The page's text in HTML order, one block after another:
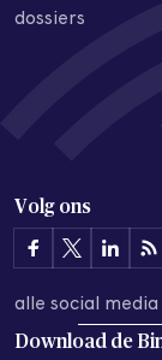
dossiers
Volg ons
alle social media
Download de